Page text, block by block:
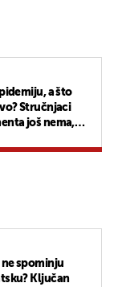
a što
Stručnjaci
još nema,
spominju
Ključan